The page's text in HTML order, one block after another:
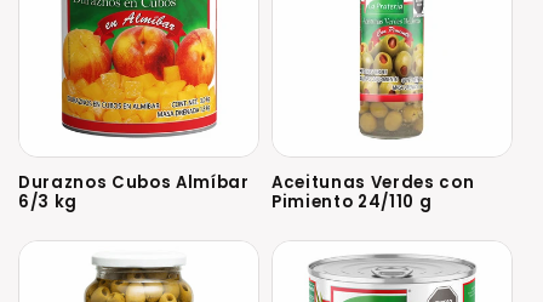
Duraznos Cubos Almíbar
6/3 kg
Aceitunas Verdes con
Pimiento 24/110 g